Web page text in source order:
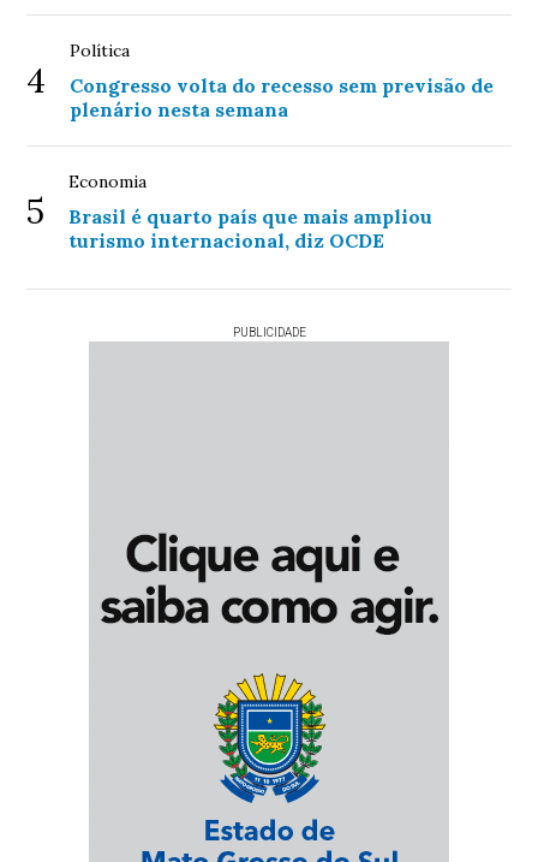
4
Política
Congresso volta do recesso sem previsão de
plenário nesta semana
5
Economia
Brasil é quarto país que mais ampliou
turismo internacional, diz OCDE
PUBLICIDADE